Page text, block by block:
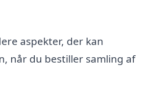
aspekter, der kan
når du bestiller samling af